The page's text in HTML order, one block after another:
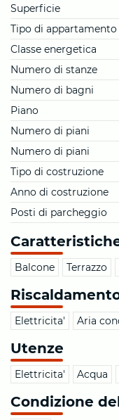
Superficie
Tipo di appartamento
Classe energetica
Numero di stanze
Numero di bagni
Piano
Numero di piani
Numero di piani
Tipo di costruzione
Anno di costruzione
Posti di parcheggio
Balcone Terrazzo
Elettricita' Aria
Utenze
Elettricita' Acqua
Condizione